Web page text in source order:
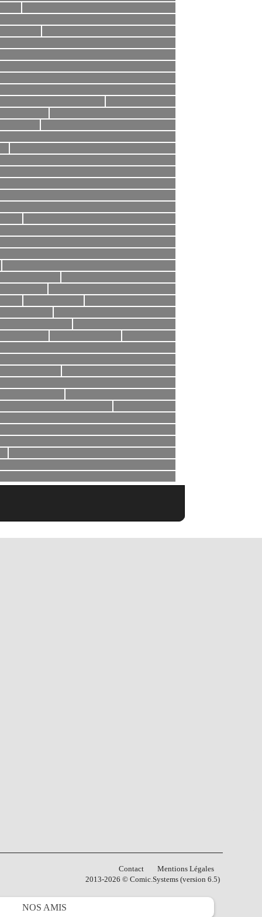
Contact
Mentions Légales
2013-2026 © Comic.Systems (version 6.5)
NOS AMIS